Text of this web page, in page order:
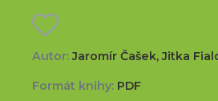
Autor:Jaromír Čašek, Jitka
Formát knihy: PDF